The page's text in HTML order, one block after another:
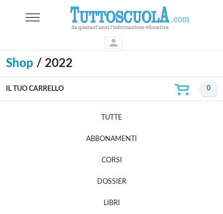
Shop / 2022
IL TUO CARRELLO
TUTTE
ABBONAMENTI
CORSI
DOSSIER
LIBRI